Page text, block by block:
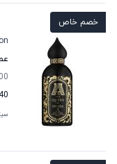
خصم خاص
100